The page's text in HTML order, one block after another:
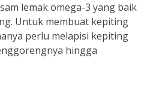
lemak omega-3 yang baik
Untuk membuat kepiting
perlu melapisi kepiting
hingga